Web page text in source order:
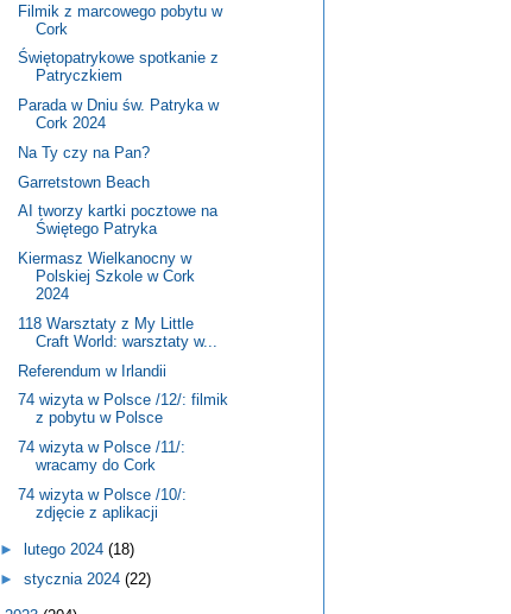
Filmik z marcowego pobytu w
Cork
Świętopatrykowe spotkanie z
Patryczkiem
Parada w Dniu św. Patryka w
Cork 2024
Na Ty czy na Pan?
Garretstown Beach
AI tworzy kartki pocztowe na
Świętego Patryka
Kiermasz Wielkanocny w
Polskiej Szkole w Cork
2024
118 Warsztaty z My Little
Craft World: warsztaty w...
Referendum w Irlandii
74 wizyta w Polsce /12/: filmik
z pobytu w Polsce
74 wizyta w Polsce /11/:
wracamy do Cork
74 wizyta w Polsce /10/:
zdjęcie z aplikacji
► lutego 2024 (18)
► stycznia 2024 (22)